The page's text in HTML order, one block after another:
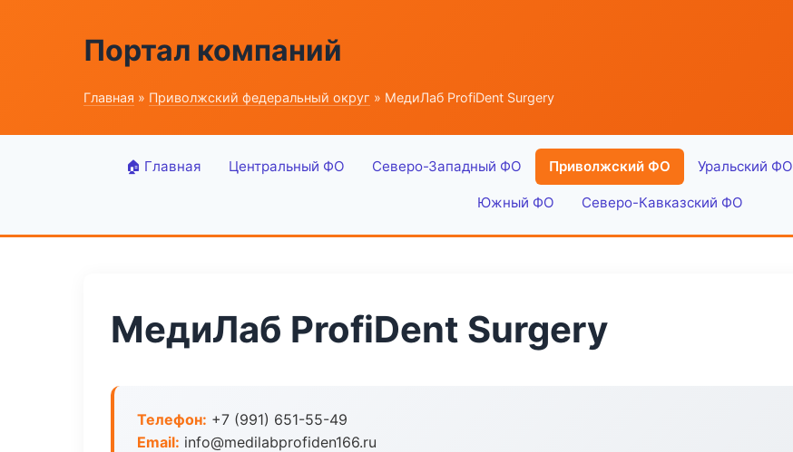
Портал компаний
Главная » Приволжский федеральный округ » МедиЛаб ProfiDent Surgery
🏠 Главная Центральный ФО Северо-Западный ФО Приволжский ФО Уральский ФО
Южный ФО Северо-Кавказский ФО
МедиЛаб ProfiDent Surgery
Телефон: +7 (991) 651-55-49
Email: info@medilabprofiden166.ru